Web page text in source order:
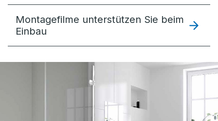
Montagefilme unterstützen Sie beim
Einbau